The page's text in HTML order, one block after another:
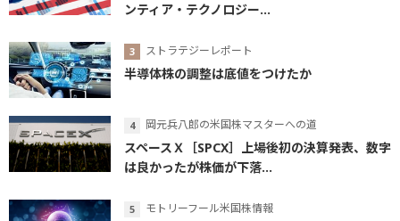
ンティア・テクノロジー...
ストラテジーレポート
半導体株の調整は底値をつけたか
岡元兵八郎の米国株マスターへの道
スペースＸ［SPCX］上場後初の決算発表、数字
は良かったが株価が下落...
モトリーフール米国株情報